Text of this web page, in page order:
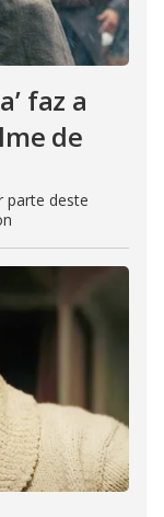
faz a
de
parte deste